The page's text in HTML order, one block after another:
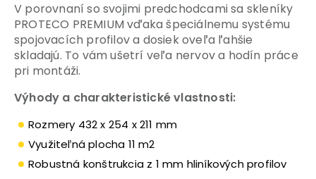
V porovnaní so svojimi predchodcami sa skleníky
PROTECO PREMIUM vďaka špeciálnemu systému
spojovacích profilov a dosiek oveľa ľahšie
skladajú. To vám ušetrí veľa nervov a hodín práce
pri montáži.
Výhody a charakteristické vlastnosti:
Rozmery 432 x 254 x 211 mm
Využiteľná plocha 11 m2
Robustná konštrukcia z 1 mm hliníkových profilov